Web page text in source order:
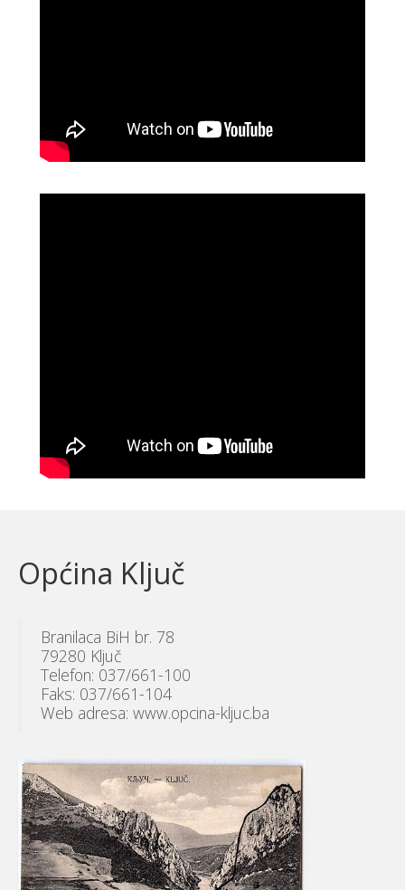
Općina Ključ
Branilaca BiH br. 78
79280 Ključ
Telefon: 037/661-100
Faks: 037/661-104
Web adresa: www.opcina-kljuc.ba